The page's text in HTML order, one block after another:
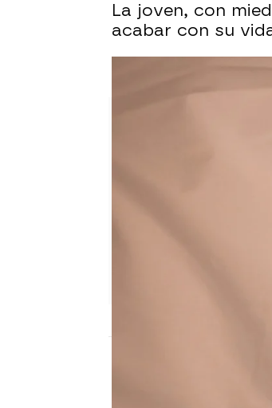
La joven, con
acabar con su